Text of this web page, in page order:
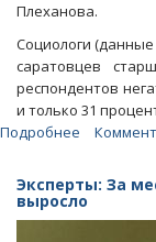
Плеханова.
Социологи
саратовцев
респондентов
и только 31
Подробнее
саратовцев
Эксперты: За
выросло